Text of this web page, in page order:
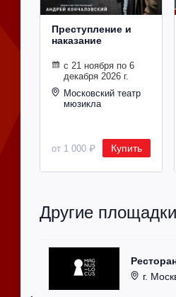
Преступление и
наказание
с 21 ноября по 6
декабря 2026 г.
Московский театр
мюзикла
от 1 000 ₽ Купить
Другие площадки
г.